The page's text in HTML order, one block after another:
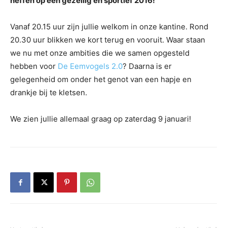
Vanaf 20.15 uur zijn jullie welkom in onze kantine. Rond
20.30 uur blikken we kort terug en vooruit. Waar staan
we nu met onze ambities die we samen opgesteld
hebben voor De Eemvogels 2.0? Daarna is er
gelegenheid om onder het genot van een hapje en
drankje bij te kletsen.
We zien jullie allemaal graag op zaterdag 9 januari!